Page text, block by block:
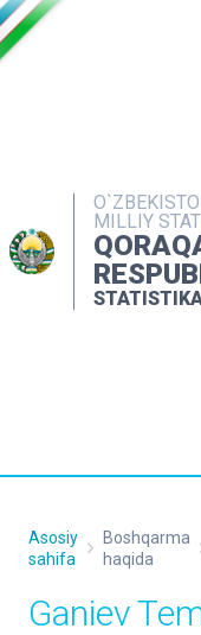
MILLIY
Asosiy
sahifa
Boshqarma
haqida
Ganiev